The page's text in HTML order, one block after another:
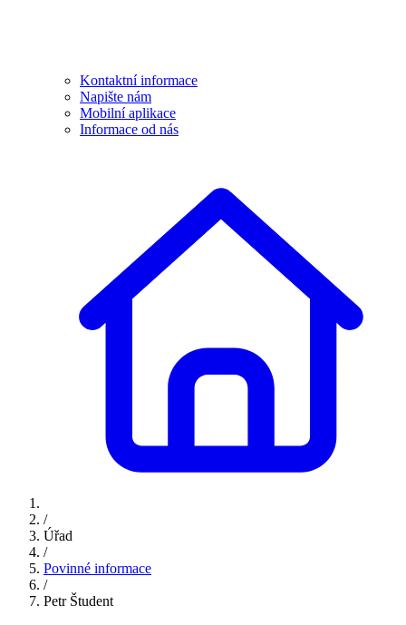
Kontaktní informace
Napište nám
Mobilní aplikace
Informace od nás
/
Úřad
/
Povinné informace
/
Petr Študent